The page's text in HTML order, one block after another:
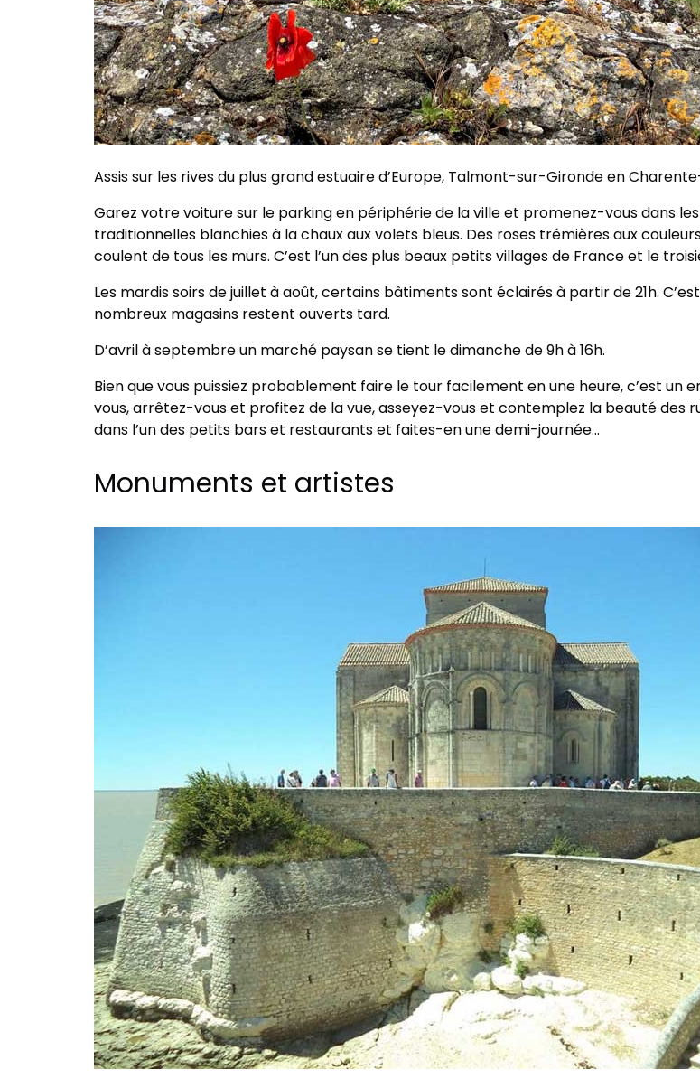
Assis sur les rives du plus grand estuaire d’Europe, Talmont-sur-Gironde en
Garez votre voiture sur le parking en périphérie de la ville et promenez-vous dans
traditionnelles blanchies à la chaux aux volets bleus. Des roses trémières aux
coulent de tous les murs. C’est l’un des plus beaux petits villages de France et le
Les mardis soirs de juillet à août, certains bâtiments sont éclairés à partir de 21h.
nombreux magasins restent ouverts tard.
D’avril à septembre un marché paysan se tient le dimanche de 9h à 16h.
Bien que vous puissiez probablement faire le tour facilement en une heure, c’est
vous, arrêtez-vous et profitez de la vue, asseyez-vous et contemplez la beauté des
dans l’un des petits bars et restaurants et faites-en une demi-journée…
Monuments et artistes